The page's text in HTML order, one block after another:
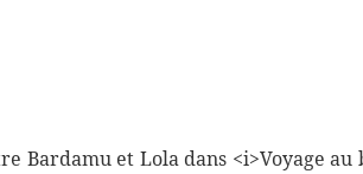
Bardamu et Lola dans <i>Voyage au